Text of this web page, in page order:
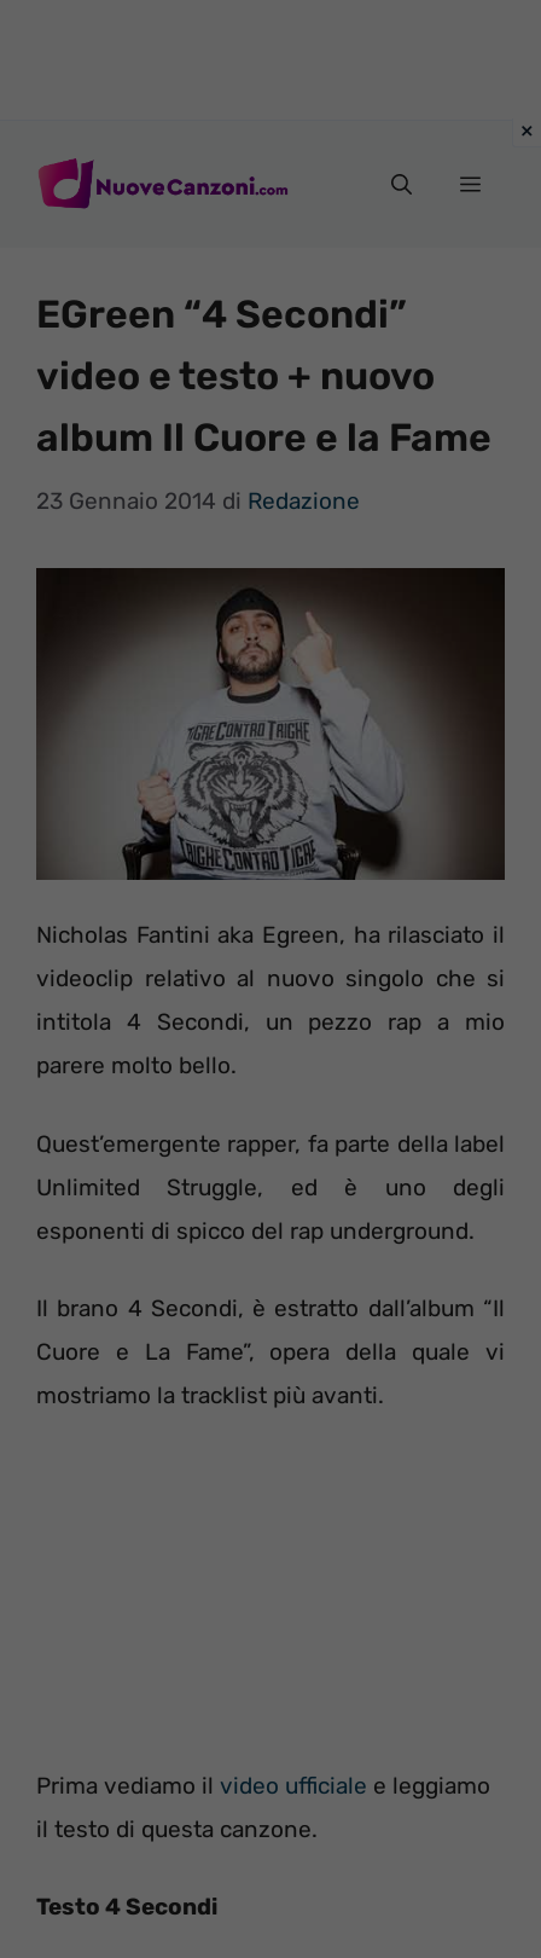
Menu
EGreen “4 Secondi”
video e testo + nuovo
album Il Cuore e la Fame
23 Gennaio 2014 di Redazione
Nicholas Fantini aka Egreen, ha rilasciato il
videoclip relativo al nuovo singolo che si
intitola 4 Secondi, un pezzo rap a mio
parere molto bello.
Quest’emergente rapper, fa parte della label
Unlimited Struggle, ed è uno degli
esponenti di spicco del rap underground.
Il brano 4 Secondi, è estratto dall’album “Il
Cuore e La Fame”, opera della quale vi
mostriamo la tracklist più avanti.
Prima vediamo il video ufficiale e leggiamo
il testo di questa canzone.
Testo 4 Secondi